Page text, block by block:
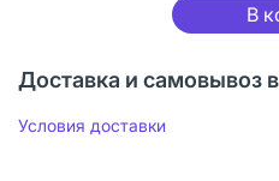
В
Доставка и самовывоз
Условия доставки